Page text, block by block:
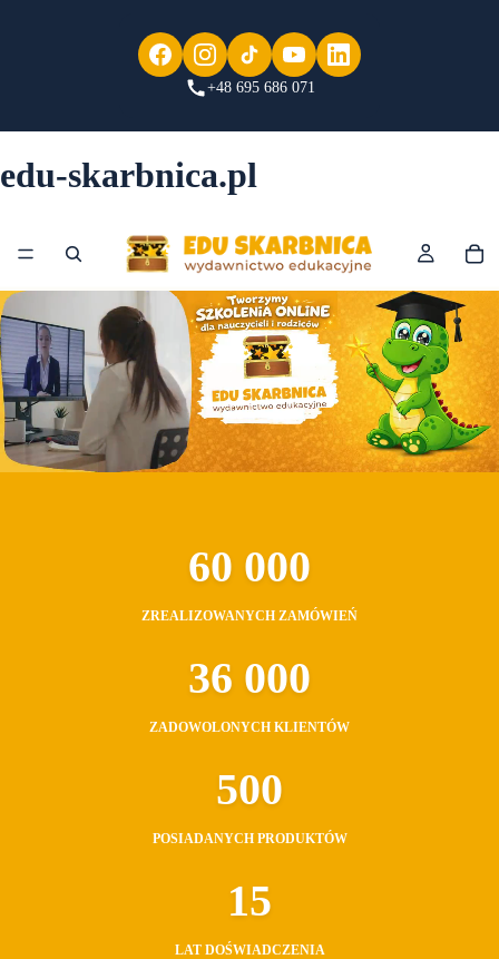
+48 695 686 071
edu-skarbnica.pl
60 000
ZREALIZOWANYCH ZAMÓWIEŃ
36 000
ZADOWOLONYCH KLIENTÓW
500
POSIADANYCH PRODUKTÓW
15
LAT DOŚWIADCZENIA